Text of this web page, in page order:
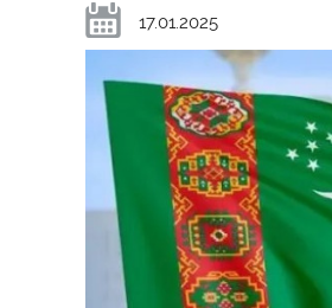
17.01.2025